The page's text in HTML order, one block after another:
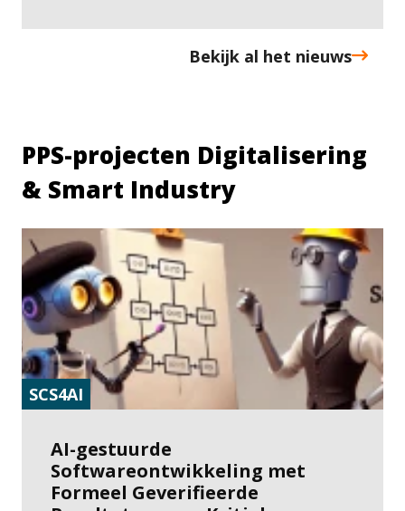
Bekijk al het nieuws
PPS-projecten Digitalisering
& Smart Industry
SCS4AI
AI-gestuurde
Softwareontwikkeling met
Formeel Geverifieerde